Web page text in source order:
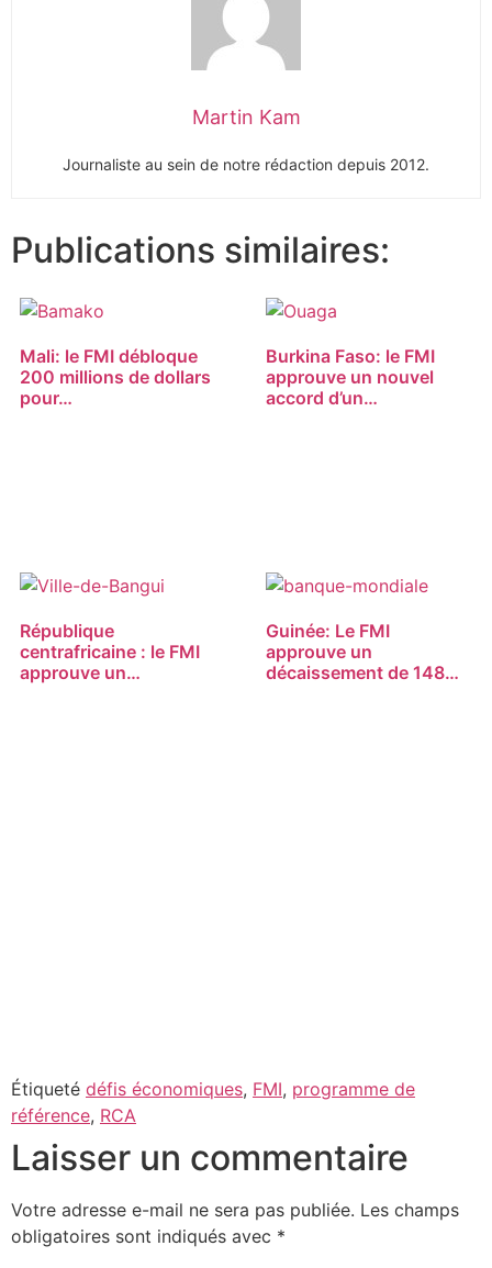
Martin Kam
Journaliste au sein de notre rédaction depuis 2012.
Publications similaires:
Mali: le FMI débloque
200 millions de dollars
pour…
Burkina Faso: le FMI
approuve un nouvel
accord d’un…
République
centrafricaine : le FMI
approuve un…
Guinée: Le FMI
approuve un
décaissement de 148…
Étiqueté défis économiques, FMI, programme de
référence, RCA
Laisser un commentaire
Votre adresse e-mail ne sera pas publiée. Les champs
obligatoires sont indiqués avec *